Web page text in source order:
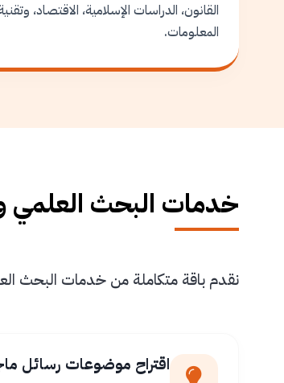
القانون، الدراسات الإسلامية، الاقتصاد،
المعلومات.
خدمات البحث العلمي
نقدم باقة متكاملة من خدمات البحث
اقتراح موضوعات رسائل